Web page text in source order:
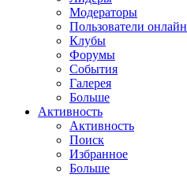
Модераторы
Пользователи онлайн
Клубы
Форумы
События
Галерея
Больше
Активность
Активность
Поиск
Избранное
Больше